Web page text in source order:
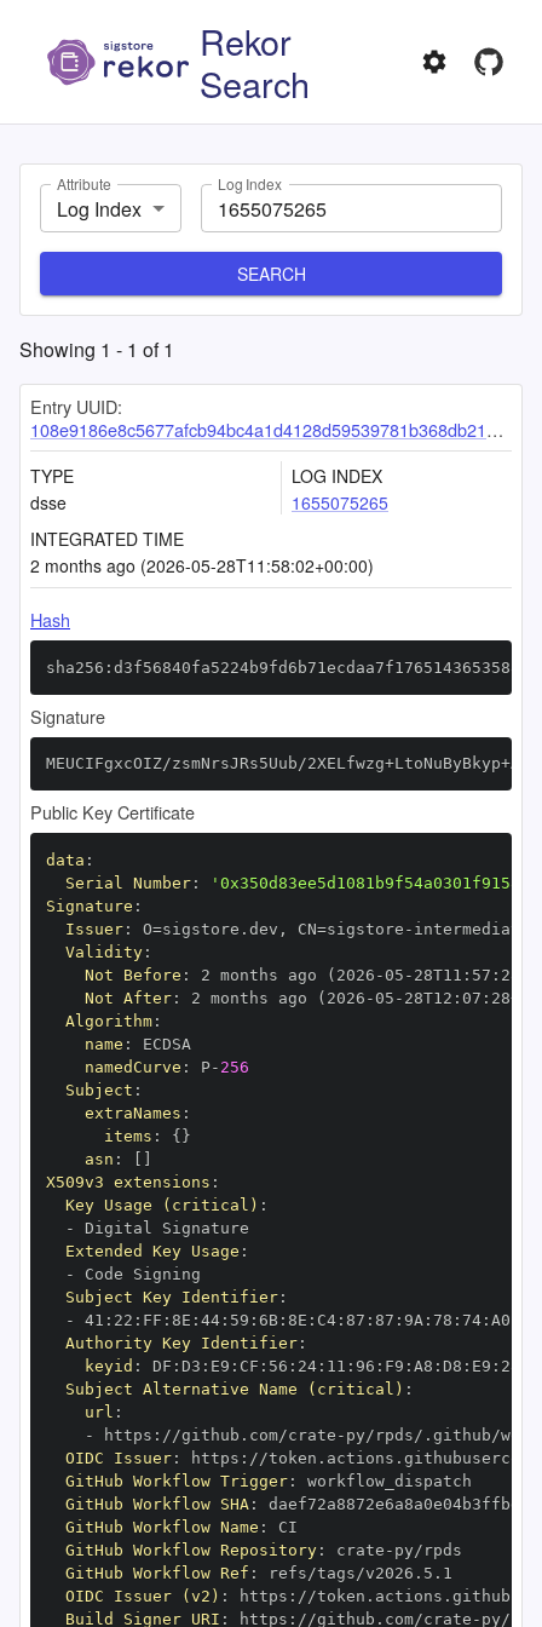
Rekor
Search
Attribute
Log Index
Log Index
SEARCH
Showing 1 - 1 of1
Entry UUID:
108e9186e8c5677afcb94bc4a1d4128d59539781b368db211ada9e7b38ea95d38fb588cb6bf5bd8a
TYPE
dsse
LOG INDEX
1655075265
INTEGRATED TIME
2 months ago (2026-05-28T11:58:02+00:00)
Hash
Signature
MEUCIFgxcOIZ/zsmNrsJRs5Uub/
Public Key Certificate
data :
Serial Number:
Signature :
Issuer: O=sigstore.dev , CN=sigstore -
Validity:
Not Before : 2 months ago (2026 -05 - 28T11 : 57 :
Not After: 2 months ago (2026 -05 - 28T12 : 07 : 28+00
Algorithm:
name :
namedCurve : P- 256
Subject :
extraNames :
items : { }
asn :
X509v3 extensions :
Key Usage (critical) :
-
Extended Key Usage :
-
Subject Key Identifier:
-
41 : 22 : FF : 8E : 44: 59 : 6B: 8E : C4: 87 : 87 : 9A : 78 : 74: A0
Authority Key Identifier:
keyid : DF : D3 : E9 : CF : 56 : 24: 11 : 96 : F9 : A8 : D8 : E9 : 28
Subject Alternative Name (critical) :
url :
-
https : //github.com/crate -
OIDC Issuer: https :
GitHub Workflow Trigger:
GitHub Workflow SHA:
GitHub Workflow Name :
GitHub Workflow Repository: crate -
GitHub Workflow Ref :
OIDC Issuer (v2) : https :
Build Signer URI : https : //github.com/crate -